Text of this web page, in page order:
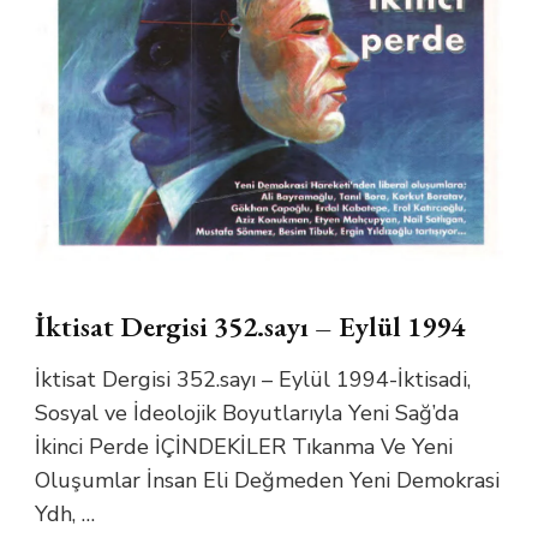
İktisat Dergisi 352.sayı – Eylül 1994
İktisat Dergisi 352.sayı – Eylül 1994-İktisadi,
Sosyal ve İdeolojik Boyutlarıyla Yeni Sağ’da
İkinci Perde İÇİNDEKİLER Tıkanma Ve Yeni
Oluşumlar İnsan Eli Değmeden Yeni Demokrasi
Ydh, …